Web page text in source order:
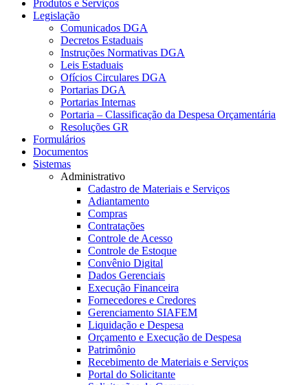
Produtos e Serviços
Legislação
Comunicados DGA
Decretos Estaduais
Instruções Normativas DGA
Leis Estaduais
Ofícios Circulares DGA
Portarias DGA
Portarias Internas
Portaria – Classificação da Despesa Orçamentária
Resoluções GR
Formulários
Documentos
Sistemas
Administrativo
Cadastro de Materiais e Serviços
Adiantamento
Compras
Contratações
Controle de Acesso
Controle de Estoque
Convênio Digital
Dados Gerenciais
Execução Financeira
Fornecedores e Credores
Gerenciamento SIAFEM
Liquidação e Despesa
Orçamento e Execução de Despesa
Patrimônio
Recebimento de Materiais e Serviços
Portal do Solicitante